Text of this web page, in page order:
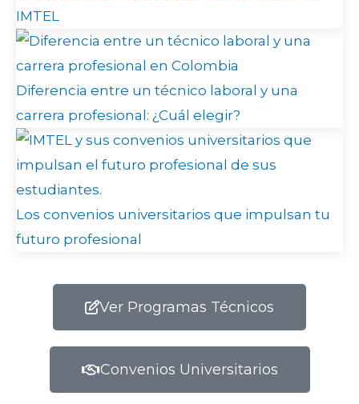
IMTEL
Diferencia entre un técnico laboral y una
carrera profesional: ¿Cuál elegir?
Los convenios universitarios que impulsan tu
futuro profesional
Ver Programas Técnicos
Convenios Universitarios